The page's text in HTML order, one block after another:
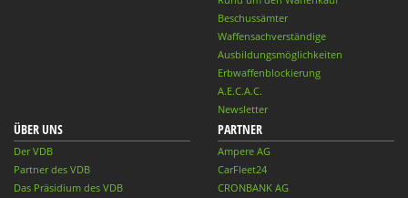
Beschussämter
Waffensachverständige
Ausbildungsmöglichkeiten
Erbwaffenblockierung
A.E.C.A.C.
Newsletter
ÜBER UNS
Der VDB
Partner des VDB
Das Präsidium des VDB
PARTNER
Ampere AG
CarFleet24
CRONBANK AG